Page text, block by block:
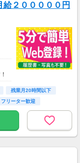
２０００００円
残業月20時間以下
フリーター歓迎